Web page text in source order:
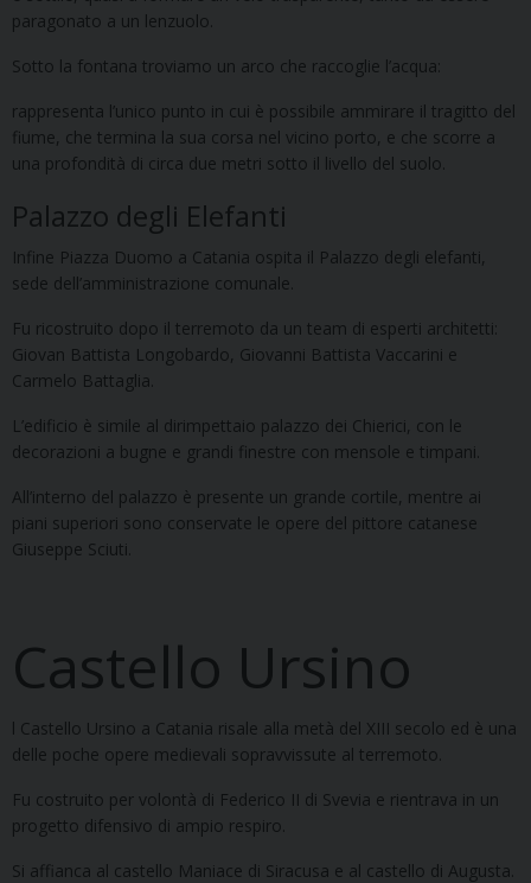
paragonato a un lenzuolo.
Sotto la fontana troviamo un arco che raccoglie l’acqua:
rappresenta l’unico punto in cui è possibile ammirare il tragitto del
fiume, che termina la sua corsa nel vicino porto, e che scorre a
una profondità di circa due metri sotto il livello del suolo.
Palazzo degli Elefanti
Infine Piazza Duomo a Catania ospita il Palazzo degli elefanti,
sede dell’amministrazione comunale.
Fu ricostruito dopo il terremoto da un team di esperti architetti:
Giovan Battista Longobardo, Giovanni Battista Vaccarini e
Carmelo Battaglia.
L’edificio è simile al dirimpettaio palazzo dei Chierici, con le
decorazioni a bugne e grandi finestre con mensole e timpani.
All’interno del palazzo è presente un grande cortile, mentre ai
piani superiori sono conservate le opere del pittore catanese
Giuseppe Sciuti.
Castello Ursino
l Castello Ursino a Catania risale alla metà del XIII secolo ed è una
delle poche opere medievali sopravvissute al terremoto.
Fu costruito per volontà di Federico II di Svevia e rientrava in un
progetto difensivo di ampio respiro.
Si affianca al castello Maniace di Siracusa e al castello di Augusta.